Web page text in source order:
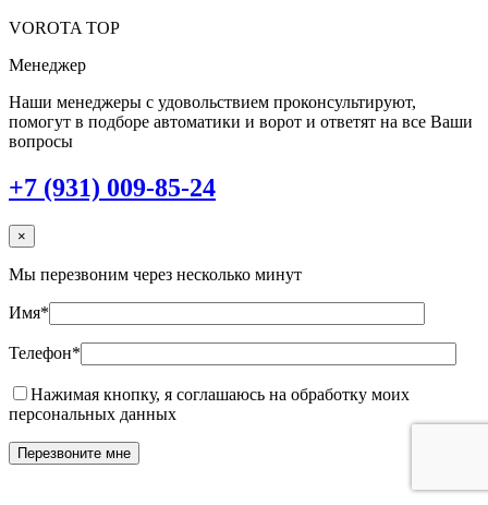
VOROTA TOP
Менеджер
Наши менеджеры с удовольствием проконсультируют,
помогут в подборе автоматики и ворот и ответят на все Ваши
вопросы
+7 (931) 009-85-24
×
Мы перезвоним через несколько минут
Имя*
Телефон*
Нажимая кнопку, я соглашаюсь на обработку моих
персональных данных